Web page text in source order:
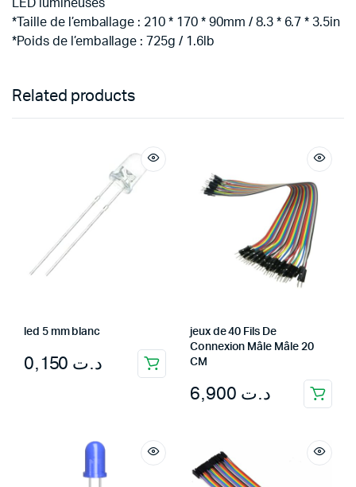
LED lumineuses
*Taille de l’emballage : 210 * 170 * 90mm / 8.3 * 6.7 * 3.5in
*Poids de l’emballage : 725g / 1.6lb
Related products
led 5 mm blanc
د.ت
jeux de 40 Fils De
Connexion Mâle Mâle 20
CM
د.ت